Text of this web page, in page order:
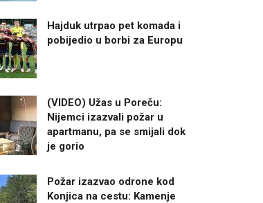
Hajduk utrpao pet komada i
pobijedio u borbi za Europu
(VIDEO) Užas u Poreču:
Nijemci izazvali požar u
apartmanu, pa se smijali dok
je gorio
Požar izazvao odrone kod
Konjica na cestu: Kamenje